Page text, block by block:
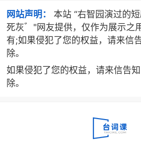
网站声明：
本站 “右智园演过的
死灰゛"网友提供，仅作为展示之
有;如果侵犯了您的权益，请来信
除。
如果侵犯了您的权益，请来信告
除。